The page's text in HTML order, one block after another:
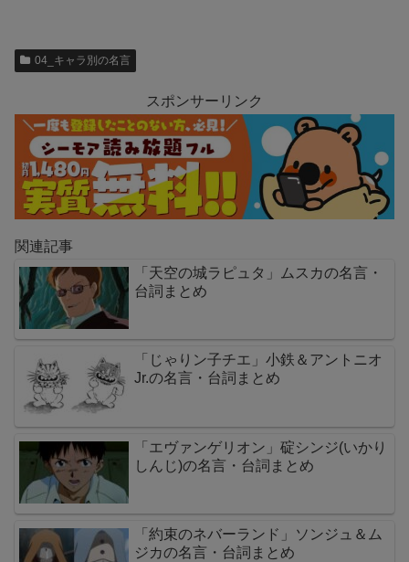
04_キャラ別の名言
スポンサーリンク
関連記事
「天空の城ラピュタ」ムスカの名言・
台詞まとめ
「じゃりン子チエ」小鉄＆アントニオ
Jr.の名言・台詞まとめ
「エヴァンゲリオン」碇シンジ(いかり
しんじ)の名言・台詞まとめ
「約束のネバーランド」ソンジュ＆ム
ジカの名言・台詞まとめ